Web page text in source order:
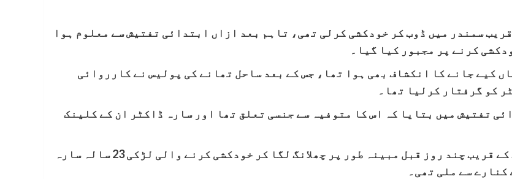
سمندر میں ڈوب کر خودکشی کرلی تھی، تاہم بعد ازاں ابتدائی تفتیش سے معلوم ہوا
کرنے پر مجبور کیا گیا۔
کیے جانے کا انکشاف بھی ہوا تھا، جس کے بعد ساحل تھانے کی پولیس نے کارروائی
کو گرفتار کرلیا تھا۔
تفتیش میں بتایا کہ اس کا متوفیہ سے جنسی تعلق تھا اور سارہ ڈاکٹر ان کے کلینک
ساحل تھانے کی حدود میں سی ویو فرحان شہید پارک کے قریب چند روز قبل مبینہ طور پر چھلانگ لگا کر خودکشی کرنے والی لڑکی 23 سالہ سارہ
کنارے سے ملی تھی۔